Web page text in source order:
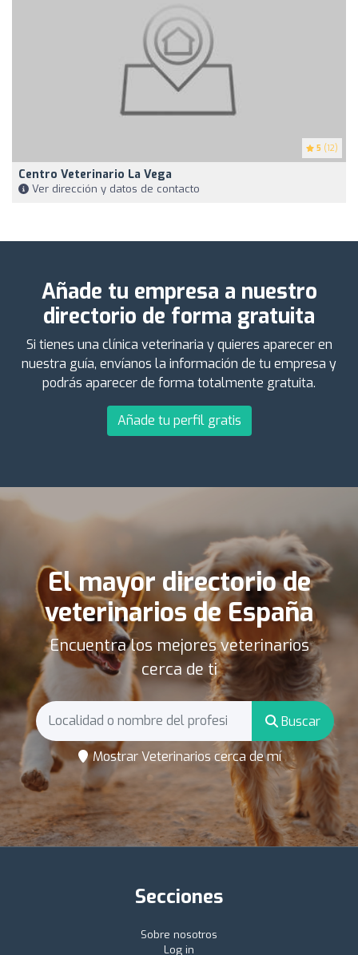
5 (12)
Centro Veterinario La Vega
Ver dirección y datos de contacto
Añade tu empresa a nuestro
directorio de forma gratuita
Si tienes una clínica veterinaria y quieres aparecer en
nuestra guía, envíanos la información de tu empresa y
podrás aparecer de forma totalmente gratuita.
Añade tu perfil gratis
El mayor directorio de
veterinarios de España
Encuentra los mejores veterinarios
cerca de ti
Buscar
Mostrar Veterinarios cerca de mí
Secciones
Sobre nosotros
Log in